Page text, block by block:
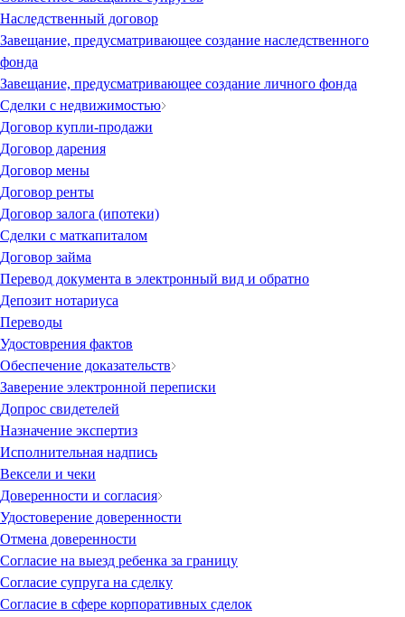
Наследственный договор
Завещание, предусматривающее создание наследственного
фонда
Завещание, предусматривающее создание личного фонда
Сделки с недвижимостью
Договор купли-продажи
Договор дарения
Договор мены
Договор ренты
Договор залога (ипотеки)
Сделки с маткапиталом
Договор займа
Перевод документа в электронный вид и обратно
Депозит нотариуса
Переводы
Удостоврения фактов
Обеспечение доказательств
Заверение электронной переписки
Допрос свидетелей
Назначение экспертиз
Исполнительная надпись
Вексели и чеки
Доверенности и согласия
Удостоверение доверенности
Отмена доверенности
Согласие на выезд ребенка за границу
Согласие супруга на сделку
Согласие в сфере корпоративных сделок